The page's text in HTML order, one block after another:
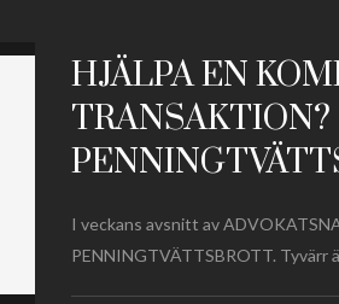
HJÄLPA EN
TRANSAKTION?
I veckans avsnitt av
PENNINGTVÄTTSBROTT. Tyvärr